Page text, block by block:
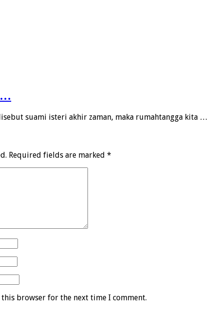
suami isteri akhir zaman, maka rumahtangga kita …
Required fields are marked *
browser for the next time I comment.